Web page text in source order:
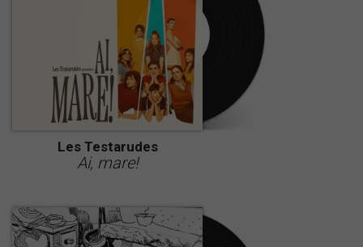
Les Testarudes
Ai, mare!